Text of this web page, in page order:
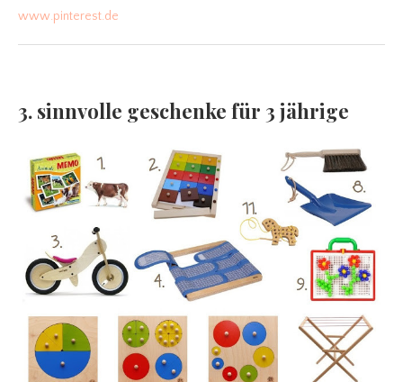
www.pinterest.de
3. sinnvolle geschenke für 3 jährige